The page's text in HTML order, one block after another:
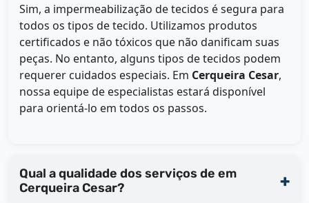
Sim, a impermeabilização de tecidos é segura para
todos os tipos de tecido. Utilizamos produtos
certificados e não tóxicos que não danificam suas
peças. No entanto, alguns tipos de tecidos podem
requerer cuidados especiais. Em Cerqueira Cesar,
nossa equipe de especialistas estará disponível
para orientá-lo em todos os passos.
Qual a qualidade dos serviços de em
Cerqueira Cesar?